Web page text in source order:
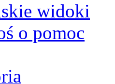
widoki
o pomoc